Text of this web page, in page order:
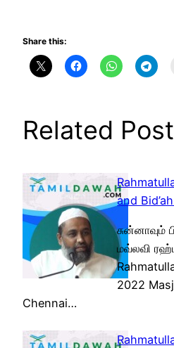
Share this:
Related
and
சுன்னாவும்
மவ்லவி
2022
Chennai…